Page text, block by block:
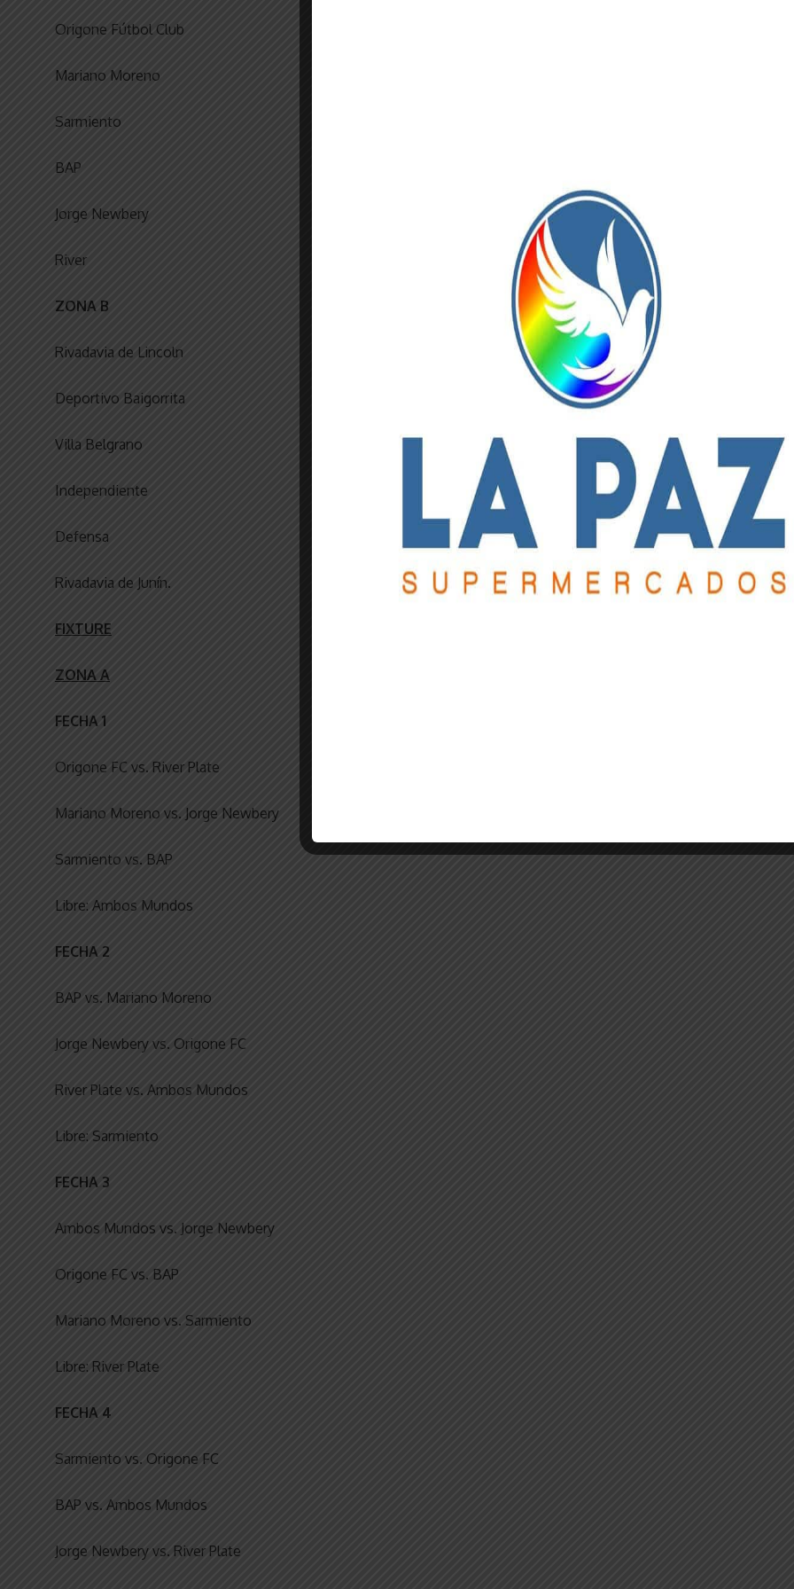
Origone Fútbol Club
Mariano Moreno
Sarmiento
BAP
Jorge Newbery
River
ZONA B
Rivadavia de Lincoln
Deportivo Baigorrita
Villa Belgrano
Independiente
Defensa
Rivadavia de Junín.
FIXTURE
ZONA A
FECHA 1
Origone FC vs. River Plate
Mariano Moreno vs. Jorge Newbery
Sarmiento vs. BAP
Libre: Ambos Mundos
FECHA 2
BAP vs. Mariano Moreno
Jorge Newbery vs. Origone FC
River Plate vs. Ambos Mundos
Libre: Sarmiento
FECHA 3
Ambos Mundos vs. Jorge Newbery
Origone FC vs. BAP
Mariano Moreno vs. Sarmiento
Libre: River Plate
FECHA 4
Sarmiento vs. Origone FC
BAP vs. Ambos Mundos
Jorge Newbery vs. River Plate